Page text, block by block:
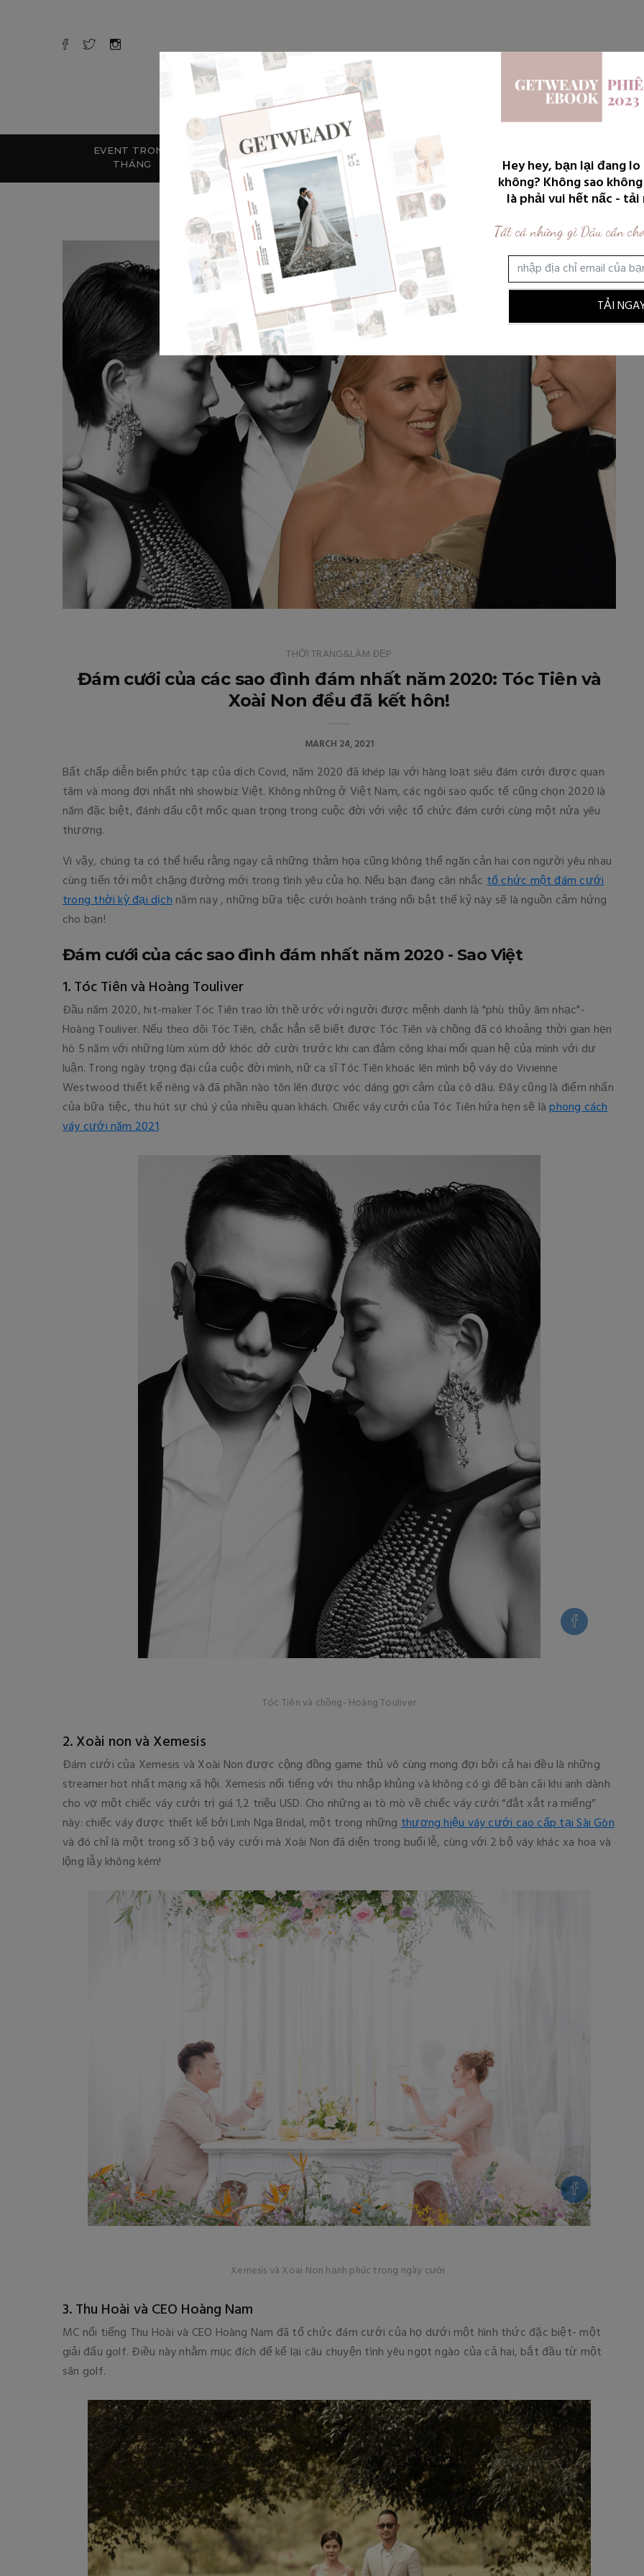
EVENT TRONG
THÁNG
ĐÍNH
HÔN
KẾ HOẠCH CƯỚI
THỜI TRANG & LÀM
ĐÔI
THỜI TRANG&LÀM ĐẸP
Đám cưới của các sao đình đám nhất năm 2020: Tóc Tiên và
Xoài Non đều đã kết hôn!
MARCH 24, 2021
Bất chấp diễn biến phức tạp của dịch Covid, năm 2020 đã khép lại với hàng loạt siêu đám cưới được quan
tâm và mong đợi nhất nhì showbiz Việt. Không những ở Việt Nam, các ngôi sao quốc tế cũng chọn 2020 là
năm đặc biệt, đánh dấu cột mốc quan trọng trong cuộc đời với việc tổ chức đám cưới cùng một nửa yêu
thương.
Vì vậy, chúng ta có thể hiểu rằng ngay cả những thảm họa cũng không thể ngăn cản hai con người yêu nhau
cùng tiến tới một chặng đường mới trong tình yêu của họ. Nếu bạn đang cân nhắctổ chức một đám cưới
trong thời kỳ đại dịchnăm nay , những bữa tiệc cưới hoành tráng nổi bật thế kỷ này sẽ là nguồn cảm hứng
cho bạn!
Đám cưới của các sao đình đám nhất năm 2020 - Sao Việt
1. Tóc Tiên và Hoàng Touliver
Đầu năm 2020, hit-maker Tóc Tiên trao lời thề ước với người được mệnh danh là "phù thủy âm nhạc"-
Hoàng Touliver. Nếu theo dõi Tóc Tiên, chắc hẳn sẽ biết được Tóc Tiên và chồng đã có khoảng thời gian hẹn
hò 5 năm với những lùm xùm dở khóc dở cười trước khi can đảm công khai mối quan hệ của mình với dư
luận. Trong ngày trọng đại của cuộc đời mình, nữ ca sĩ Tóc Tiên khoác lên mình bộ váy do Vivienne
Westwood thiết kế riêng và đã phần nào tôn lên được vóc dáng gợi cảm của cô dâu. Đây cũng là điểm nhấn
của bữa tiệc, thu hút sự chú ý của nhiều quan khách. Chiếc váy cưới của Tóc Tiên hứa hẹn sẽ làphong cách
váy cưới năm 2021.
Tóc Tiên và chồng- Hoàng Touliver
2. Xoài non và Xemesis
Đám cưới của Xemesis và Xoài Non được cộng đồng game thủ vô cùng mong đợi bởi cả hai đều là những
streamer hot nhất mạng xã hội. Xemesis nổi tiếng với thu nhập khủng và không có gì để bàn cãi khi anh dành
cho vợ một chiếc váy cưới trị giá 1,2 triệu USD. Cho những ai tò mò về chiếc váy cưới “đắt xắt ra miếng”
này: chiếc váy được thiết kế bởi Linh Nga Bridal, một trong những thương hiệu váy cưới cao cấp tại Sài Gòn
và đó chỉ là một trong số 3 bộ váy cưới mà Xoài Non đã diện trong buổi lễ, cùng với 2 bộ váy khác xa hoa và
lộng lẫy không kém!
Xemesis và Xoai Non hạnh phúc trong ngày cưới
3. Thu Hoài và CEO Hoàng Nam
MC nổi tiếng Thu Hoài và CEO Hoàng Nam đã tổ chức đám cưới của họ dưới một hình thức đặc biệt- một
giải đấu golf. Điều này nhằm mục đích để kể lại câu chuyện tình yêu ngọt ngào của cả hai, bắt đầu từ một
sân golf.
Hey hey, bạn lại đang
không? Không sao
là phải vui hết nấc - tải
Tất cả những gì Dâu cần
TẢI